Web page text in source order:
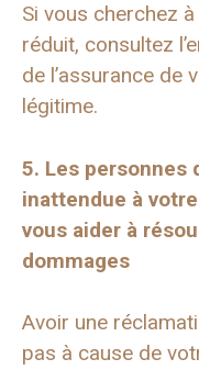
Si vous cherchez
réduit, consultez
de l’assurance de
légitime.
5. Les personnes
inattendue à
vous aider à
dommages
Avoir une
pas à cause de